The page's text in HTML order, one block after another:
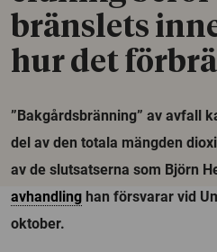
bränslets
hur det
”Bakgårdsbränning” av avfall
del av den totala mängden
av de slutsatserna som Björn
avhandling han försvarar vid
oktober.